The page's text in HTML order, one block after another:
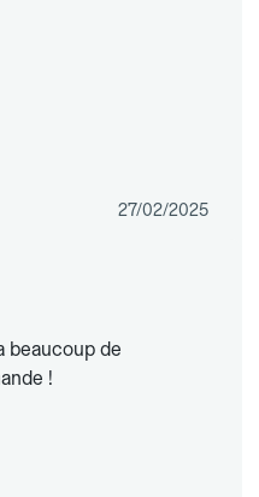
27/02/2025
beaucoup de
!